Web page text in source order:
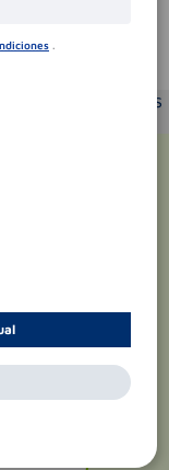
los productos
.